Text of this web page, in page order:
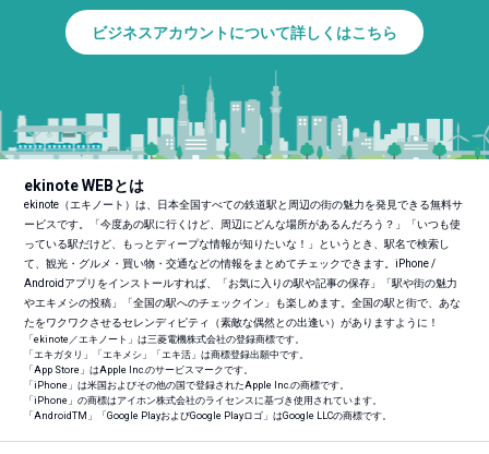
ビジネスアカウントについて詳しくはこちら
ekinote WEBとは
ekinote（エキノート）は、日本全国すべての鉄道駅と周辺の街の魅力を発見できる無料サ
ービスです。「今度あの駅に行くけど、周辺にどんな場所があるんだろう？」「いつも使
っている駅だけど、もっとディープな情報が知りたいな！」というとき、駅名で検索し
て、観光・グルメ・買い物・交通などの情報をまとめてチェックできます。iPhone /
Androidアプリをインストールすれば、「お気に入りの駅や記事の保存」「駅や街の魅力
やエキメシの投稿」「全国の駅へのチェックイン」も楽しめます。全国の駅と街で、あな
たをワクワクさせるセレンディピティ（素敵な偶然との出逢い）がありますように！
「ekinote／エキノート」は三菱電機株式会社の登録商標です。
「エキガタリ」「エキメシ」「エキ活」は商標登録出願中です。
「App Store」はApple Inc.のサービスマークです。
「iPhone」は米国およびその他の国で登録されたApple Inc.の商標です。
「iPhone」の商標はアイホン株式会社のライセンスに基づき使用されています。
「AndroidTM 」「Google PlayおよびGoogle Playロゴ」はGoogle LLCの商標です。